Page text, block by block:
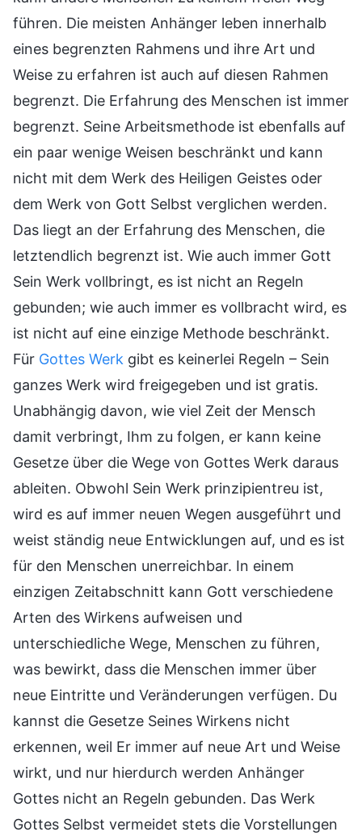
führen. Die meisten Anhänger leben innerhalb
eines begrenzten Rahmens und ihre Art und
Weise zu erfahren ist auch auf diesen Rahmen
begrenzt. Die Erfahrung des Menschen ist immer
begrenzt. Seine Arbeitsmethode ist ebenfalls auf
ein paar wenige Weisen beschränkt und kann
nicht mit dem Werk des Heiligen Geistes oder
dem Werk von Gott Selbst verglichen werden.
Das liegt an der Erfahrung des Menschen, die
letztendlich begrenzt ist. Wie auch immer Gott
Sein Werk vollbringt, es ist nicht an Regeln
gebunden; wie auch immer es vollbracht wird, es
ist nicht auf eine einzige Methode beschränkt.
Für Gottes Werk gibt es keinerlei Regeln – Sein
ganzes Werk wird freigegeben und ist gratis.
Unabhängig davon, wie viel Zeit der Mensch
damit verbringt, Ihm zu folgen, er kann keine
Gesetze über die Wege von Gottes Werk daraus
ableiten. Obwohl Sein Werk prinzipientreu ist,
wird es auf immer neuen Wegen ausgeführt und
weist ständig neue Entwicklungen auf, und es ist
für den Menschen unerreichbar. In einem
einzigen Zeitabschnitt kann Gott verschiedene
Arten des Wirkens aufweisen und
unterschiedliche Wege, Menschen zu führen,
was bewirkt, dass die Menschen immer über
neue Eintritte und Veränderungen verfügen. Du
kannst die Gesetze Seines Wirkens nicht
erkennen, weil Er immer auf neue Art und Weise
wirkt, und nur hierdurch werden Anhänger
Gottes nicht an Regeln gebunden. Das Werk
Gottes Selbst vermeidet stets die Vorstellungen